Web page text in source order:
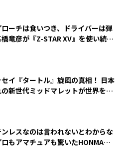
ローチは食いつき、ドライバーは弾
橋竜彦が『Z-STAR XV』を使い続け
イ『タートル』旋風の真相！ 日本
新世代ミッドマレットが世界を席
ンレスなのは言われないとわからな
ロもアマチュアも驚いたHONMA